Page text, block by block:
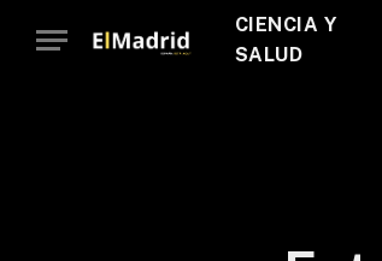
CIENCIA Y
SALUD